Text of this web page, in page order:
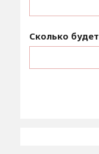
Сколько будет